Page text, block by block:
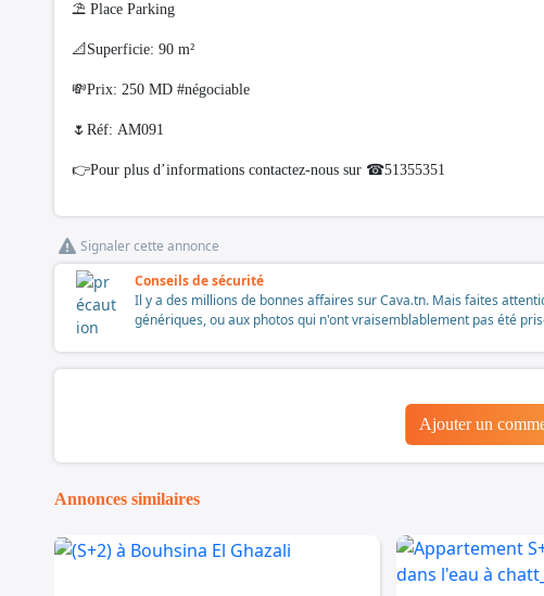
⛱️ Place Parking
📐Superficie: 90 m²
💸Prix: 250 MD #négociable
🌷Réf: AM091
👉Pour plus d’informations contactez-nous sur ☎51355351
Signaler cette annonce
Conseils de sécurité
Il y a des millions de bonnes affaires sur Cava.tn. Mais faites
génériques, ou aux photos qui n'ont vraisemblablement pas été
Ajouter un
Annonces similaires